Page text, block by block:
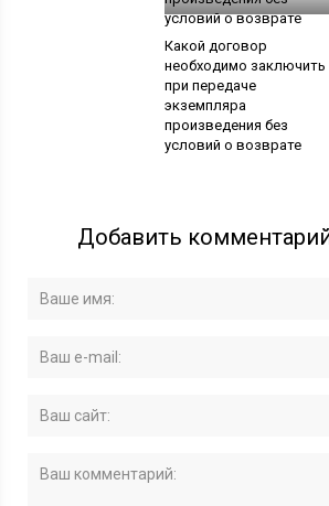
Какой договор
необходимо заключить
при передаче
экземпляра
произведения без
условий о возврате
Добавить